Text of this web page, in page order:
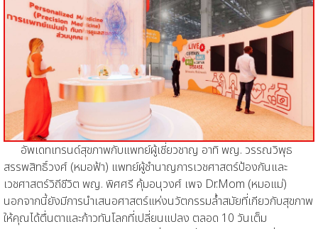
อัพเดทเทรนด์สุขภาพกับแพทย์ผู้เชี่ยวชาญ อาทิ พญ. วรรณวิพุธ
สรรพสิทธิ์วงศ์ (หมอฟ้า) แพทย์ผู้ชำนาญการเวชศาสตร์ป้องกันและ
เวชศาสตร์วิถีชีวิต พญ. พิศศรี คุ้มอนุวงศ์ เพจ Dr.Mom (หมอแม่)
นอกจากนี้ยังมีการนำเสนอศาสตร์แห่งนวัตกรรมล้ำสมัยที่เกียวกับสุขภาพ
ให้คุณได้ตื่นตาและก้าวทันโลกที่เปลี่ยนแปลง ตลอด 10 วันเต็ม